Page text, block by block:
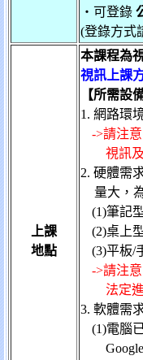
‧可登錄
(登錄方式
上課
地點
本課程為
視訊上課
【所需設
1. 網路環
->請注
視訊
2. 硬體需
量大，
(1)筆記
(2)桌上
(3)平板/
->請注
法定
3. 軟體需
(1)電腦